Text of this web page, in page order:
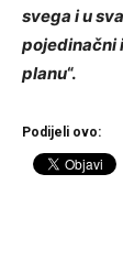
svega i u
pojedinačni
planu“.
Podijeli ovo: